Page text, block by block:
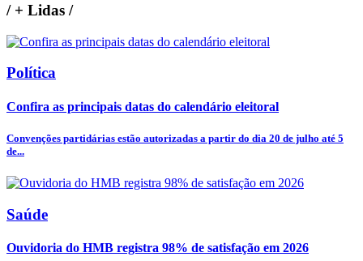
/+ Lidas /
Política
Confira as principais datas do calendário eleitoral
Convenções partidárias estão autorizadas a partir do dia 20 de julho até 5
de...
Saúde
Ouvidoria do HMB registra 98% de satisfação em 2026